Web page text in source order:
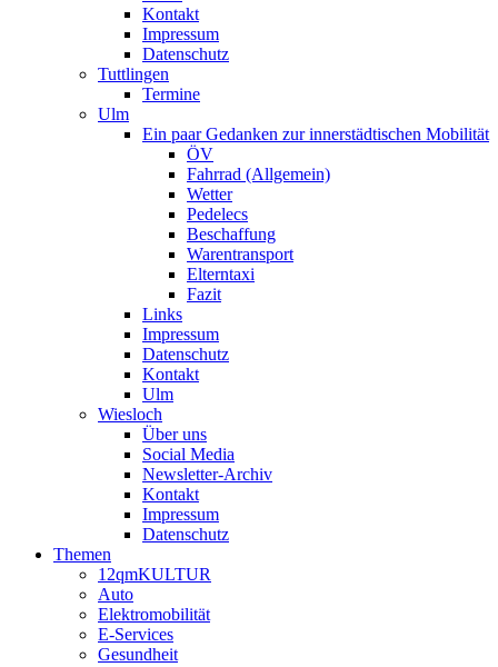
Kontakt
Impressum
Datenschutz
Tuttlingen
Termine
Ulm
Ein paar Gedanken zur innerstädtischen Mobilität
ÖV
Fahrrad (Allgemein)
Wetter
Pedelecs
Beschaffung
Warentransport
Elterntaxi
Fazit
Links
Impressum
Datenschutz
Kontakt
Ulm
Wiesloch
Über uns
Social Media
Newsletter-Archiv
Kontakt
Impressum
Datenschutz
Themen
12qmKULTUR
Auto
Elektromobilität
E-Services
Gesundheit